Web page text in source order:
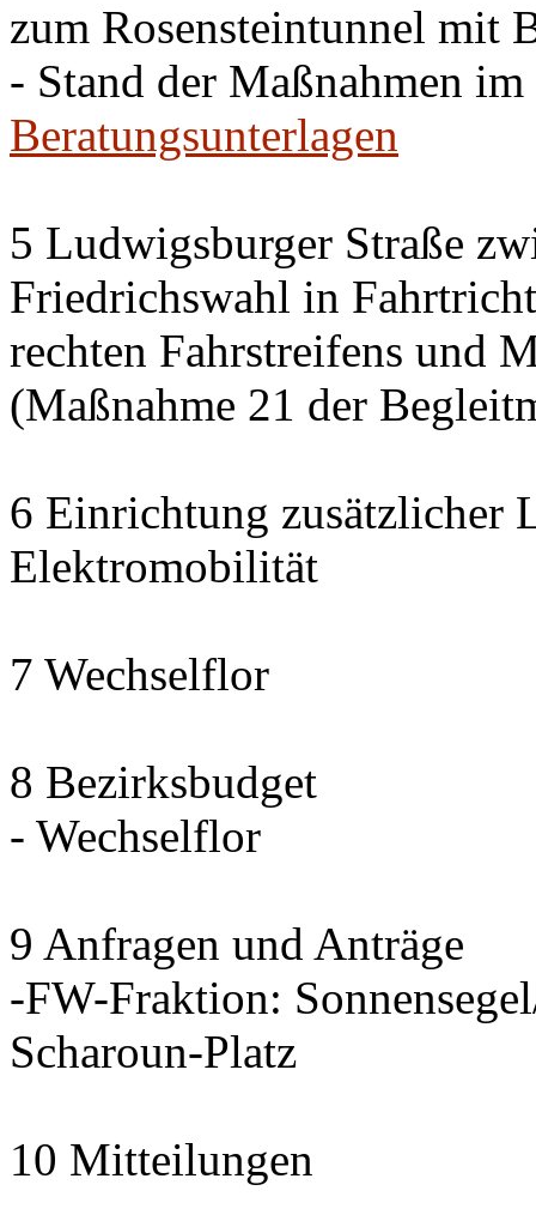
zum Rosensteintunnel mit
- Stand der Maßnahmen
Beratungsunterlagen
5 Ludwigsburger Straße
Friedrichswahl in
rechten Fahrstreifens und
(Maßnahme 21 der
6 Einrichtung zusätzlicher
Elektromobilität
7 Wechselflor
8 Bezirksbudget
- Wechselflor
9 Anfragen und Anträge
-FW-Fraktion:
Scharoun-Platz
10 Mitteilungen